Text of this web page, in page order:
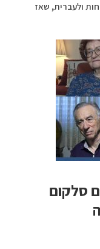
ולעברית, שאז
סלקום